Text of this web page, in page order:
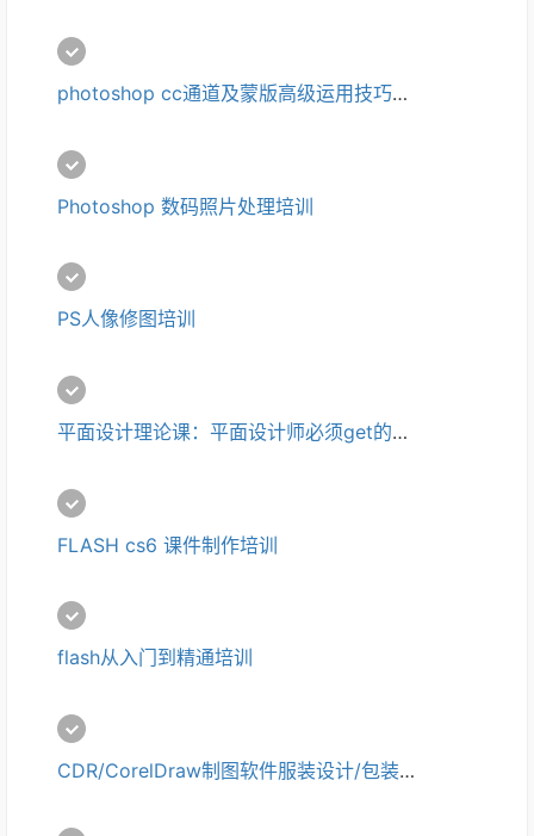
photoshop cc通道及蒙版高级运用技巧培训
Photoshop 数码照片处理培训
PS人像修图培训
平面设计理论课：平面设计师必须get的设计技巧培训
FLASH cs6 课件制作培训
flash从入门到精通培训
CDR/CorelDraw制图软件服装设计/包装设计零基础入门培训